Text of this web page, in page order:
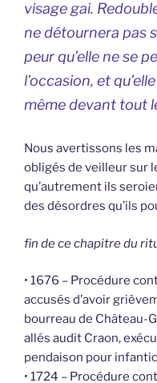
visage gai.
ne détournera pas
peur qu’elle ne se
l’occasion, et
même devant tout
Nous avertissons les
obligés de veilleur sur
qu’autrement ils
des désordres qu’ils
fin de ce chapitre du
• 1676 – Procédure
accusés d’avoir
bourreau de Château-
allés audit Craon,
pendaison pour
• 1724 – Procédure